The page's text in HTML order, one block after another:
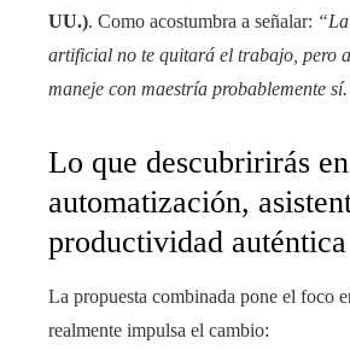
UU.). Como acostumbra a señalar:
artificial no te quitará el trabajo, pero
maneje con maestría probablemente
Lo que descubririrás
automatización,
productividad auténtica
La propuesta combinada pone el foco
realmente impulsa el cambio: